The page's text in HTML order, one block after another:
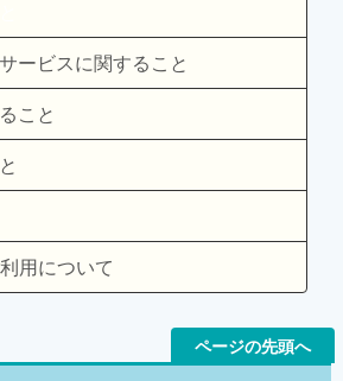
ービスに関すること
こと
用について
ページの先頭へ